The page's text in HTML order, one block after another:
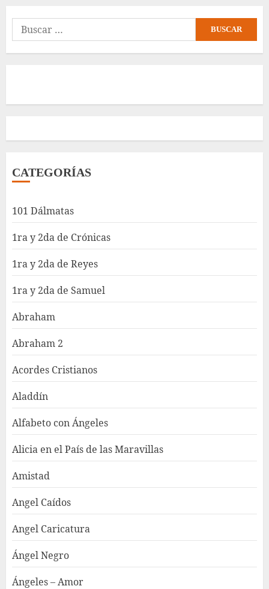
Buscar:
CATEGORÍAS
101 Dálmatas
1ra y 2da de Crónicas
1ra y 2da de Reyes
1ra y 2da de Samuel
Abraham
Abraham 2
Acordes Cristianos
Aladdín
Alfabeto con Ángeles
Alicia en el País de las Maravillas
Amistad
Angel Caídos
Angel Caricatura
Ángel Negro
Ángeles – Amor